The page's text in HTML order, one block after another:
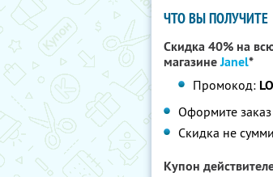
ЧТО ВЫ ПОЛУЧИТЕ
Скидка 40% на
магазинеJanel*
Промокод:
Оформите
Скидка не
Купон